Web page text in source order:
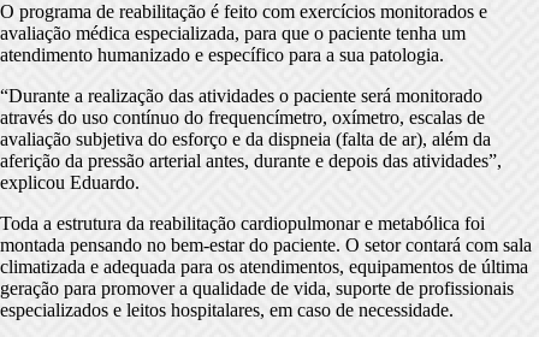
O programa de reabilitação é feito com exercícios monitorados e
avaliação médica especializada, para que o paciente tenha um
atendimento humanizado e específico para a sua patologia.
“Durante a realização das atividades o paciente será monitorado
através do uso contínuo do frequencímetro, oxímetro, escalas de
avaliação subjetiva do esforço e da dispneia (falta de ar), além da
aferição da pressão arterial antes, durante e depois das atividades”,
explicou Eduardo.
Toda a estrutura da reabilitação cardiopulmonar e metabólica foi
montada pensando no bem-estar do paciente. O setor contará com sala
climatizada e adequada para os atendimentos, equipamentos de última
geração para promover a qualidade de vida, suporte de profissionais
especializados e leitos hospitalares, em caso de necessidade.